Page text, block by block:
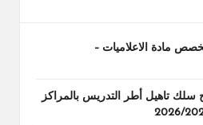
تخصص مادة الاعلاميات –
سلك تاهيل أطر التدريس بالمراكز